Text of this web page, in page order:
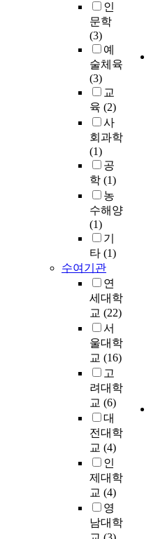
인
문학
(3)
예
술체육
(3)
교
육 (2)
사
회과학
(1)
공
학 (1)
농
수해양
(1)
기
타 (1)
수여기관
연
세대학
교 (22)
서
울대학
교 (16)
고
려대학
교 (6)
대
전대학
교 (4)
인
제대학
교 (4)
영
남대학